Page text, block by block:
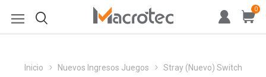
0
Inicio Nuevos Ingresos Juegos Stray (Nuevo) Switch